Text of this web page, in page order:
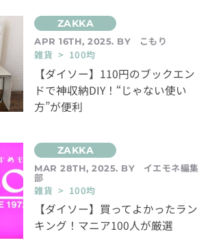
APR 16TH, 2025. BY
こもり
雑貨 > 100均
【ダイソー】110円のブックエン
ドで神収納DIY！“じゃない使い
方”が便利
MAR 28TH, 2025. BY イエモネ編集
部
雑貨 > 100均
【ダイソー】買ってよかったラン
キング！マニア100人が厳選